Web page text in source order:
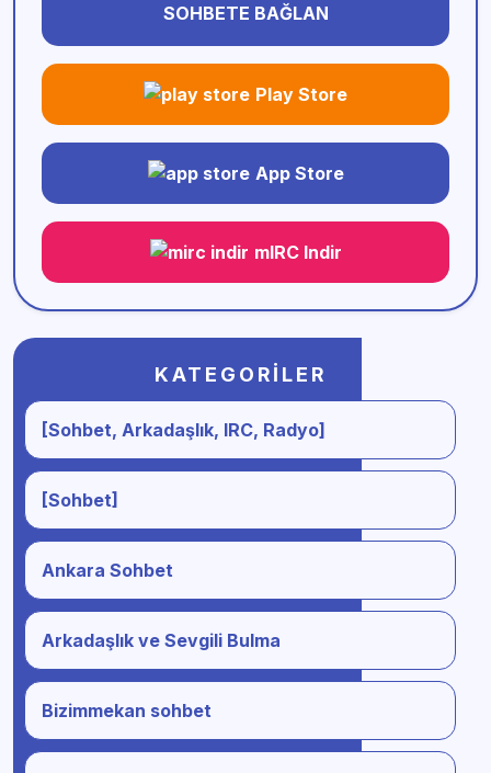
SOHBETE BAĞLAN
Play Store
App Store
mIRC Indir
KATEGORILER
[Sohbet, Arkadaşlık, IRC, Radyo]
[Sohbet]
Ankara Sohbet
Arkadaşlık ve Sevgili Bulma
Bizimmekan sohbet